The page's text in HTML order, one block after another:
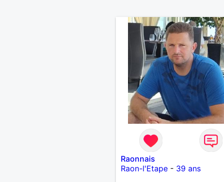
Raonnais
Raon-l'Etape- 39 ans